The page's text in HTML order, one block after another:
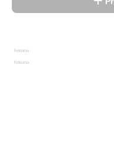
Reklama
Reklama